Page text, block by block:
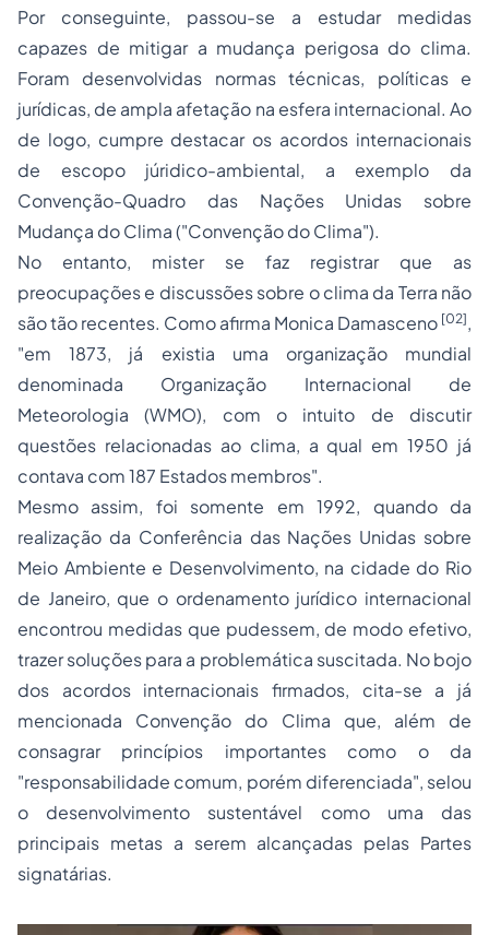
Por conseguinte, passou-se a estudar medidas
capazes de mitigar a mudança perigosa do clima.
Foram desenvolvidas normas técnicas, políticas e
jurídicas, de ampla afetação na esfera internacional. Ao
de logo, cumpre destacar os acordos internacionais
de escopo júridico-ambiental, a exemplo da
Convenção-Quadro das Nações Unidas sobre
Mudança do Clima ("Convenção do Clima").
No entanto, mister se faz registrar que as
preocupações e discussões sobre o clima da Terra não
são tão recentes. Como afirma Monica Damasceno [02],
"em 1873, já existia uma organização mundial
denominada Organização Internacional de
Meteorologia (WMO), com o intuito de discutir
questões relacionadas ao clima, a qual em 1950 já
contava com 187 Estados membros".
Mesmo assim, foi somente em 1992, quando da
realização da Conferência das Nações Unidas sobre
Meio Ambiente e Desenvolvimento, na cidade do Rio
de Janeiro, que o ordenamento jurídico internacional
encontrou medidas que pudessem, de modo efetivo,
trazer soluções para a problemática suscitada. No bojo
dos acordos internacionais firmados, cita-se a já
mencionada Convenção do Clima que, além de
consagrar princípios importantes como o da
"responsabilidade comum, porém diferenciada", selou
o desenvolvimento sustentável como uma das
principais metas a serem alcançadas pelas Partes
signatárias.